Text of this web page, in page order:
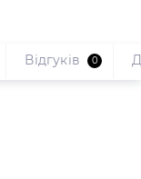
Відгуків 0